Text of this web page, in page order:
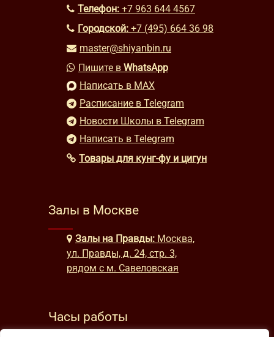
Телефон: +7 963 644 4567
Городской: +7 (495) 664 36 98
master@shiyanbin.ru
Пишите в WhatsApp
Написать в MAX
Расписание в Telegram
Новости Школы в Telegram
Написать в Telegram
Товары для кунг-фу и цигун
Залы в Москве
Залы на Правды: Москва,
ул. Правды, д. 24, стр. 3,
рядом с м. Савеловская
Часы работы